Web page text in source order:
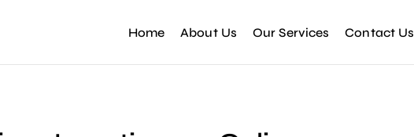
Home About Us Our Services Contact Us